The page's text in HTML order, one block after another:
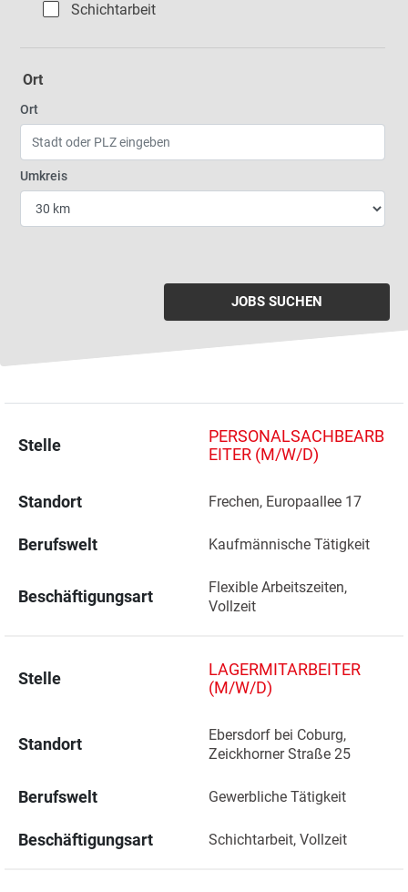
Schichtarbeit
Ort
Ort
Geben Sie eine Stadt oder Postleitzahl ein
Umkreis
Wählen Sie den Umkreis für die Jobsuche
JOBS SUCHEN
Stelle
PERSONALSACHBEARB
EITER (M/W/D)
Standort Frechen, Europaallee 17
Berufswelt Kaufmännische Tätigkeit
Beschäftigungsart
Flexible Arbeitszeiten,
Vollzeit
Stelle
LAGERMITARBEITER
(M/W/D)
Standort
Ebersdorf bei Coburg,
Zeickhorner Straße 25
Berufswelt Gewerbliche Tätigkeit
Beschäftigungsart Schichtarbeit, Vollzeit